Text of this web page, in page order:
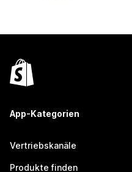
App-Kategorien
Vertriebskanäle
Produkte finden